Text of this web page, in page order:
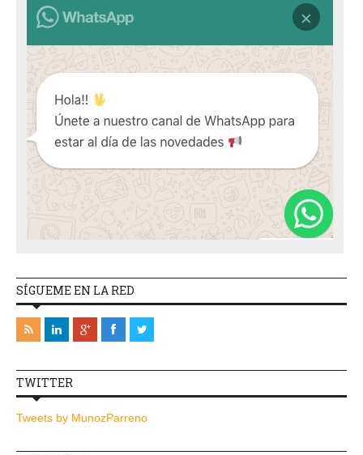
SÍGUEME EN LA RED
TWITTER
Tweets by MunozParreno